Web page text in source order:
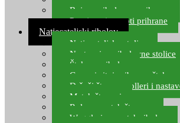
Boje za ribolovnu prihranu
Provjereni recepti prihrane
Natjecateljski ribolov
Natjecateljske stolice
Nastavci za ribolovne stolice
Šteke za ribolov
Gume i sitni pribor za šteku
Držači štapova rolleri i
Match štapovi
Role za match štapove
Waggleri za match ribolov